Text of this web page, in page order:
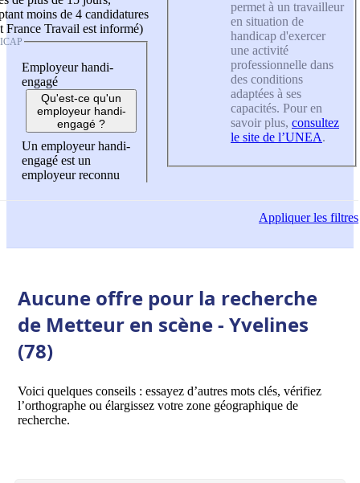
moins de 4 candidatures
France Travail est informé)
Employeur handi-
engagé
Qu'est-ce qu'un
employeur handi-
engagé ?
Un employeur handi-
engagé est un
employeur reconnu
permet à un travailleur
en situation de
handicap d'exercer
une activité
professionnelle dans
des conditions
adaptées à ses
capacités. Pour en
savoir plus, consultez
le site de l’UNEA.
Appliquerles filtres
Aucune offre pour la recherche
de Metteur en scène - Yvelines
(78)
Voici quelques conseils : essayez d’autres mots clés, vérifiez
l’orthographe ou élargissez votre zone géographique de
recherche.